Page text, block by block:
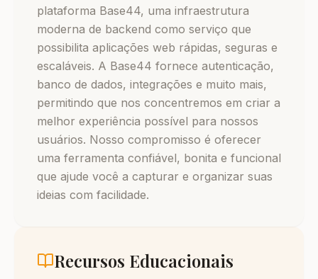
plataforma Base44, uma infraestrutura
moderna de backend como serviço que
possibilita aplicações web rápidas, seguras e
escaláveis. A Base44 fornece autenticação,
banco de dados, integrações e muito mais,
permitindo que nos concentremos em criar a
melhor experiência possível para nossos
usuários. Nosso compromisso é oferecer
uma ferramenta confiável, bonita e funcional
que ajude você a capturar e organizar suas
ideias com facilidade.
Recursos Educacionais